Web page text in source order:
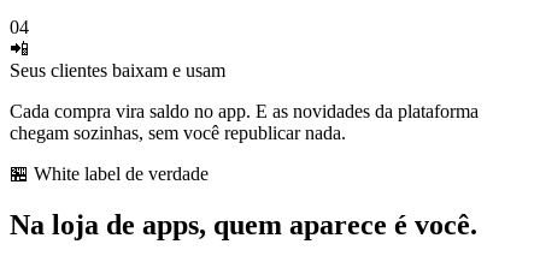
04
📲
Seus clientes baixam e usam
Cada compra vira saldo no app. E as novidades da plataforma
chegam sozinhas, sem você republicar nada.
🏪 White label de verdade
Na loja de apps, quem aparece é você.